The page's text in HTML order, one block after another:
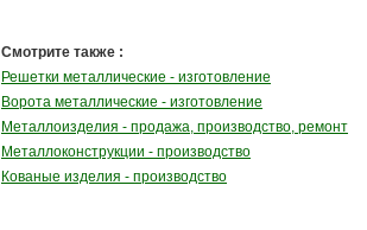
Смотрите также :
Решетки металлические - изготовление
Ворота металлические - изготовление
Металлоизделия - продажа, производство, ремонт
Металлоконструкции - производство
Кованые изделия - производство